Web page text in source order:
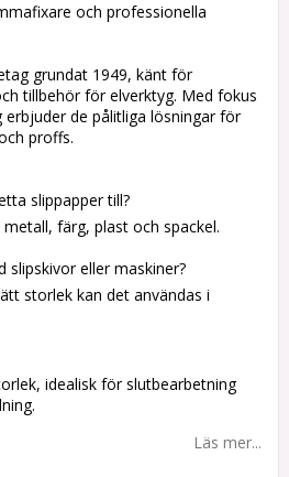
och professionella
grundat 1949, känt för
tillbehör för elverktyg. Med fokus
de pålitliga lösningar för
proffs.
slippapper till?
färg, plast och spackel.
slipskivor eller maskiner?
storlek kan det användas i
idealisk för slutbearbetning
Läs mer...